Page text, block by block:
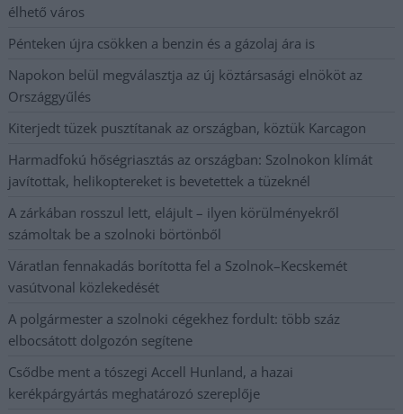
élhető város
Pénteken újra csökken a benzin és a gázolaj ára is
Napokon belül megválasztja az új köztársasági elnököt az
Országgyűlés
Kiterjedt tüzek pusztítanak az országban, köztük Karcagon
Harmadfokú hőségriasztás az országban: Szolnokon klímát
javítottak, helikoptereket is bevetettek a tüzeknél
A zárkában rosszul lett, elájult – ilyen körülményekről
számoltak be a szolnoki börtönből
Váratlan fennakadás borította fel a Szolnok–Kecskemét
vasútvonal közlekedését
A polgármester a szolnoki cégekhez fordult: több száz
elbocsátott dolgozón segítene
Csődbe ment a tószegi Accell Hunland, a hazai
kerékpárgyártás meghatározó szereplője